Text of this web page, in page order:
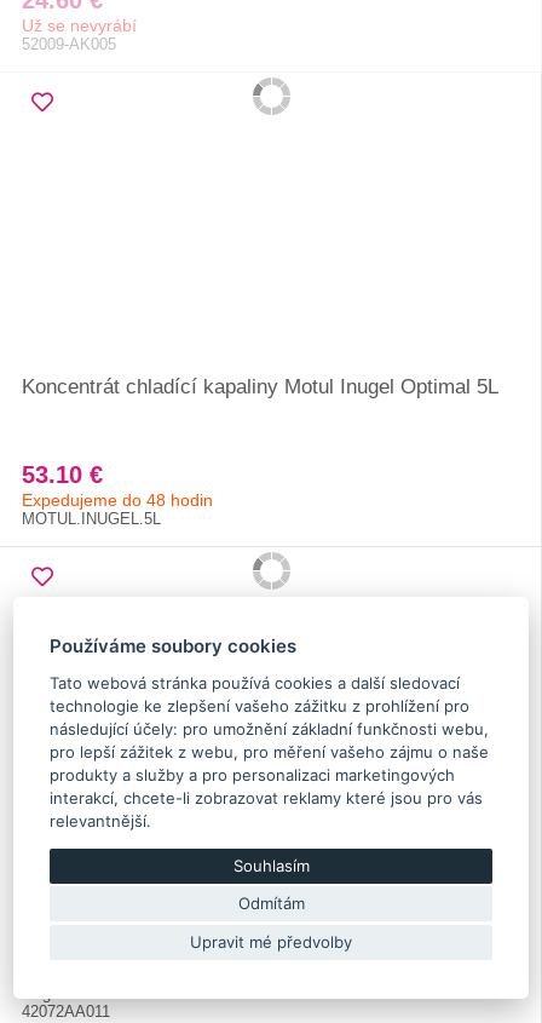
Používáme soubory cookies
Tato webová stránka používá cookies a další sledovací
technologie ke zlepšení vašeho zážitku z prohlížení pro
následující účely: pro umožnění základní funkčnosti webu,
pro lepší zážitek z webu, pro měření vašeho zájmu o naše
produkty a služby a pro personalizaci marketingových
interakcí,chcete-li zobrazovat reklamy které jsou pro vás
relevantnější.
Souhlasím
Odmítám
Upravit mé předvolby
Už se nevyrábí
52009-AK005
Koncentrát chladící kapaliny Motul Inugel Optimal 5L
53.10 €
Expedujeme do 48 hodin
MOTUL.INUGEL.5L
Palivový filtr Impreza GT/WRX/STI, Forester, Legacy
42072AA011